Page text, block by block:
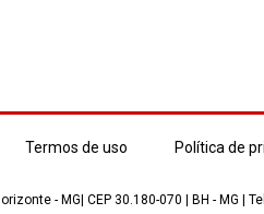
Termos de uso Política de
- MG| CEP 30.180-070 | BH - MG |